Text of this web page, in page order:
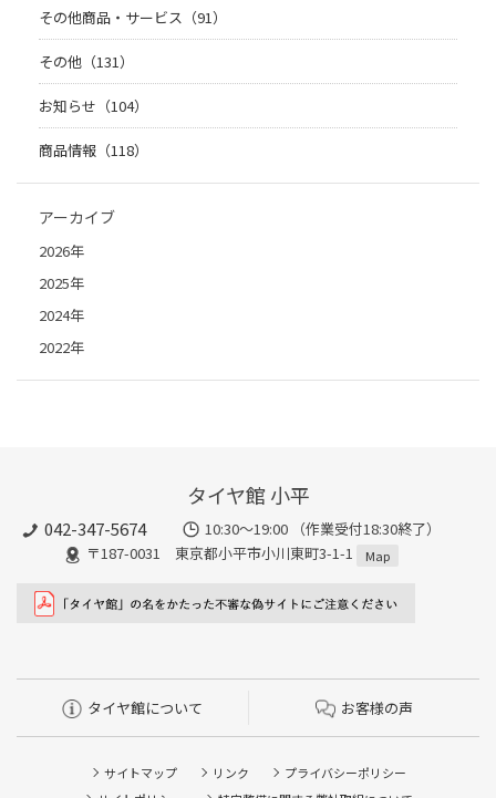
その他商品・サービス（91）
その他（131）
お知らせ（104）
商品情報（118）
アーカイブ
2026年
2025年
2024年
2022年
タイヤ館 小平
042-347-5674
10:30～19:00 （作業受付18:30終了）
〒187-0031 東京都小平市小川東町3-1-1
Map
タイヤ館について お客様の声
サイトマップ リンク
プライバシーポリシー